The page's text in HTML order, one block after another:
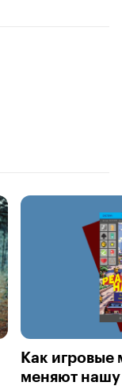
Как игровые
меняют нашу